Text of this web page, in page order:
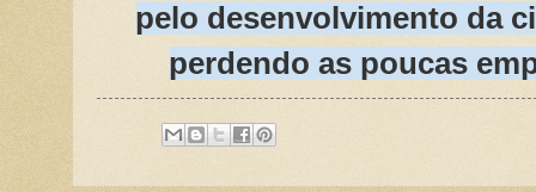
pelo desenvolvimento da
perdendo as poucas